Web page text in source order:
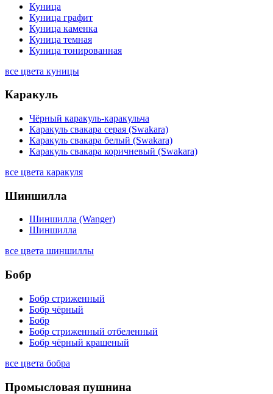
Куница
Куница графит
Куница каменка
Куница темная
Куница тонированная
все цвета куницы
Каракуль
Чёрный каракуль-каракульча
Каракуль свакара серая (Swakara)
Каракуль свакара белый (Swakara)
Каракуль свакара коричневый (Swakara)
все цвета каракуля
Шиншилла
Шиншилла (Wanger)
Шиншилла
все цвета шиншиллы
Бобр
Бобр стриженный
Бобр чёрный
Бобр
Бобр стриженный отбеленный
Бобр чёрный крашеный
все цвета бобра
Промысловая пушнина